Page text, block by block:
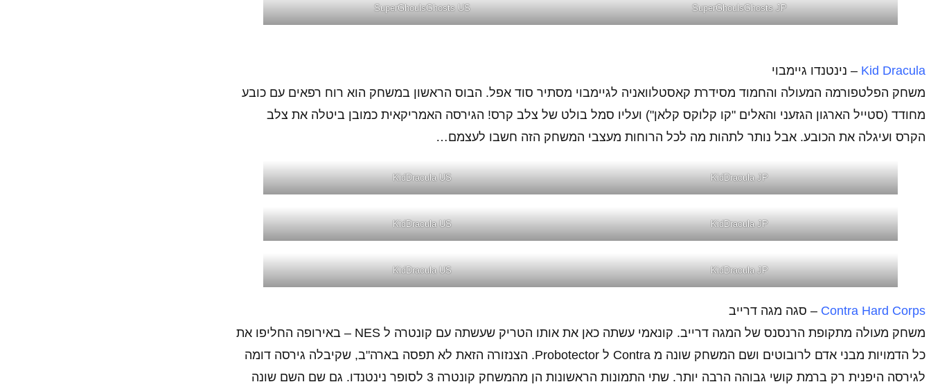
SuperGhoulsGhosts JP
SuperGhoulsGhosts US
Kid Dracula – נינטנדו גיימבוי
משחק הפלטפורמה המעולה והחמוד מסידרת קאסטלוואניה לגיימבוי מסתיר סוד אפל. הבוס הראשון במשחק הוא רוח רפאים עם כובע
מחודד (סטייל הארגון הגזעני והאלים "קו קלוקס קלאן") ועליו סמל בולט של צלב קרס! הגירסה האמריקאית כמובן ביטלה את צלב
הקרס ועיגלה את הכובע. אבל נותר לתהות מה לכל הרוחות מעצבי המשחק הזה חשבו לעצמם…
KidDracula JP
KidDracula US
KidDracula JP
KidDracula US
KidDracula JP
KidDracula US
Contra Hard Corps – סגה מגה דרייב
משחק מעולה מתקופת הרנסנס של המגה דרייב. קונאמי עשתה כאן את אותו הטריק שעשתה עם קונטרה ל NES – באירופה החליפו את
כל הדמויות מבני אדם לרובוטים ושם המשחק שונה מ Contra ל Probotector. הצנזורה הזאת לא תפסה בארה"ב, שקיבלה גירסה דומה
לגירסה היפנית רק ברמת קושי גבוהה הרבה יותר. שתי התמונות הראשונות הן מהמשחק קונטרה 3 לסופר נינטנדו. גם שם השם שונה